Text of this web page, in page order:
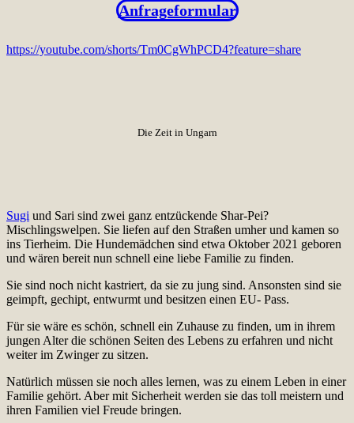
Anfrageformular
https://youtube.com/shorts/Tm0CgWhPCD4?feature=share
Die Zeit in Ungarn
Sugi und Sari sind zwei ganz entzückende Shar-Pei?
Mischlingswelpen. Sie liefen auf den Straßen umher und kamen so
ins Tierheim. Die Hundemädchen sind etwa Oktober 2021 geboren
und wären bereit nun schnell eine liebe Familie zu finden.
Sie sind noch nicht kastriert, da sie zu jung sind. Ansonsten sind sie
geimpft, gechipt, entwurmt und besitzen einen EU- Pass.
Für sie wäre es schön, schnell ein Zuhause zu finden, um in ihrem
jungen Alter die schönen Seiten des Lebens zu erfahren und nicht
weiter im Zwinger zu sitzen.
Natürlich müssen sie noch alles lernen, was zu einem Leben in einer
Familie gehört. Aber mit Sicherheit werden sie das toll meistern und
ihren Familien viel Freude bringen.